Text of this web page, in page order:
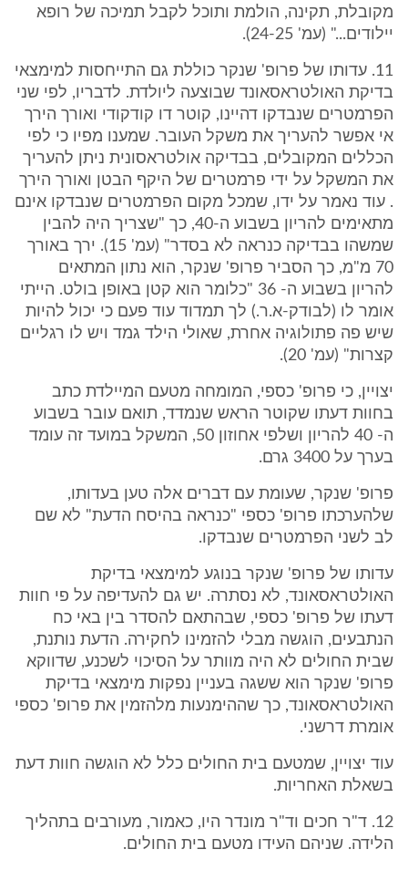
מקובלת, תקינה, הולמת ותוכל לקבל תמיכה של רופא
יילודים..." (עמ' 24-25).
11. עדותו של פרופ' שנקר כוללת גם התייחסות למימצאי
בדיקת האולטראסאונד שבוצעה ליולדת. לדבריו, לפי שני
הפרמטרים שנבדקו דהיינו, קוטר דו קודקודי ואורך הירך
אי אפשר להעריך את משקל העובר. שמענו מפיו כי לפי
הכללים המקובלים, בבדיקה אולטראסונית ניתן להעריך
את המשקל על ידי פרמטרים של היקף הבטן ואורך הירך
. עוד נאמר על ידו, שמכל מקום הפרמטרים שנבדקו אינם
מתאימים להריון בשבוע ה-40, כך "שצריך היה להבין
שמשהו בבדיקה כנראה לא בסדר" (עמ' 15). ירך באורך
70 מ"מ, כך הסביר פרופ' שנקר, הוא נתון המתאים
להריון בשבוע ה- 36 "כלומר הוא קטן באופן בולט. הייתי
אומר לו (לבודק-א.ר.) לך תמדוד עוד פעם כי יכול להיות
שיש פה פתולוגיה אחרת, שאולי הילד גמד ויש לו רגליים
קצרות" (עמ' 20).
יצויין, כי פרופ' כספי, המומחה מטעם המיילדת כתב
בחוות דעתו שקוטר הראש שנמדד, תואם עובר בשבוע
ה- 40 להריון ושלפי אחוזון 50, המשקל במועד זה עומד
בערך על 3400 גרם.
פרופ' שנקר, שעומת עם דברים אלה טען בעדותו,
שלהערכתו פרופ' כספי "כנראה בהיסח הדעת" לא שם
לב לשני הפרמטרים שנבדקו.
עדותו של פרופ' שנקר בנוגע למימצאי בדיקת
האולטראסאונד, לא נסתרה. יש גם להעדיפה על פי חוות
דעתו של פרופ' כספי, שבהתאם להסדר בין באי כח
הנתבעים, הוגשה מבלי להזמינו לחקירה. הדעת נותנת,
שבית החולים לא היה מוותר על הסיכוי לשכנע, שדווקא
פרופ' שנקר הוא ששגה בעניין נפקות מימצאי בדיקת
האולטראסאונד, כך שההימנעות מלהזמין את פרופ' כספי
אומרת דרשני.
עוד יצויין, שמטעם בית החולים כלל לא הוגשה חוות דעת
בשאלת האחריות.
12. ד"ר חכים וד"ר מונדר היו, כאמור, מעורבים בתהליך
הלידה. שניהם העידו מטעם בית החולים.